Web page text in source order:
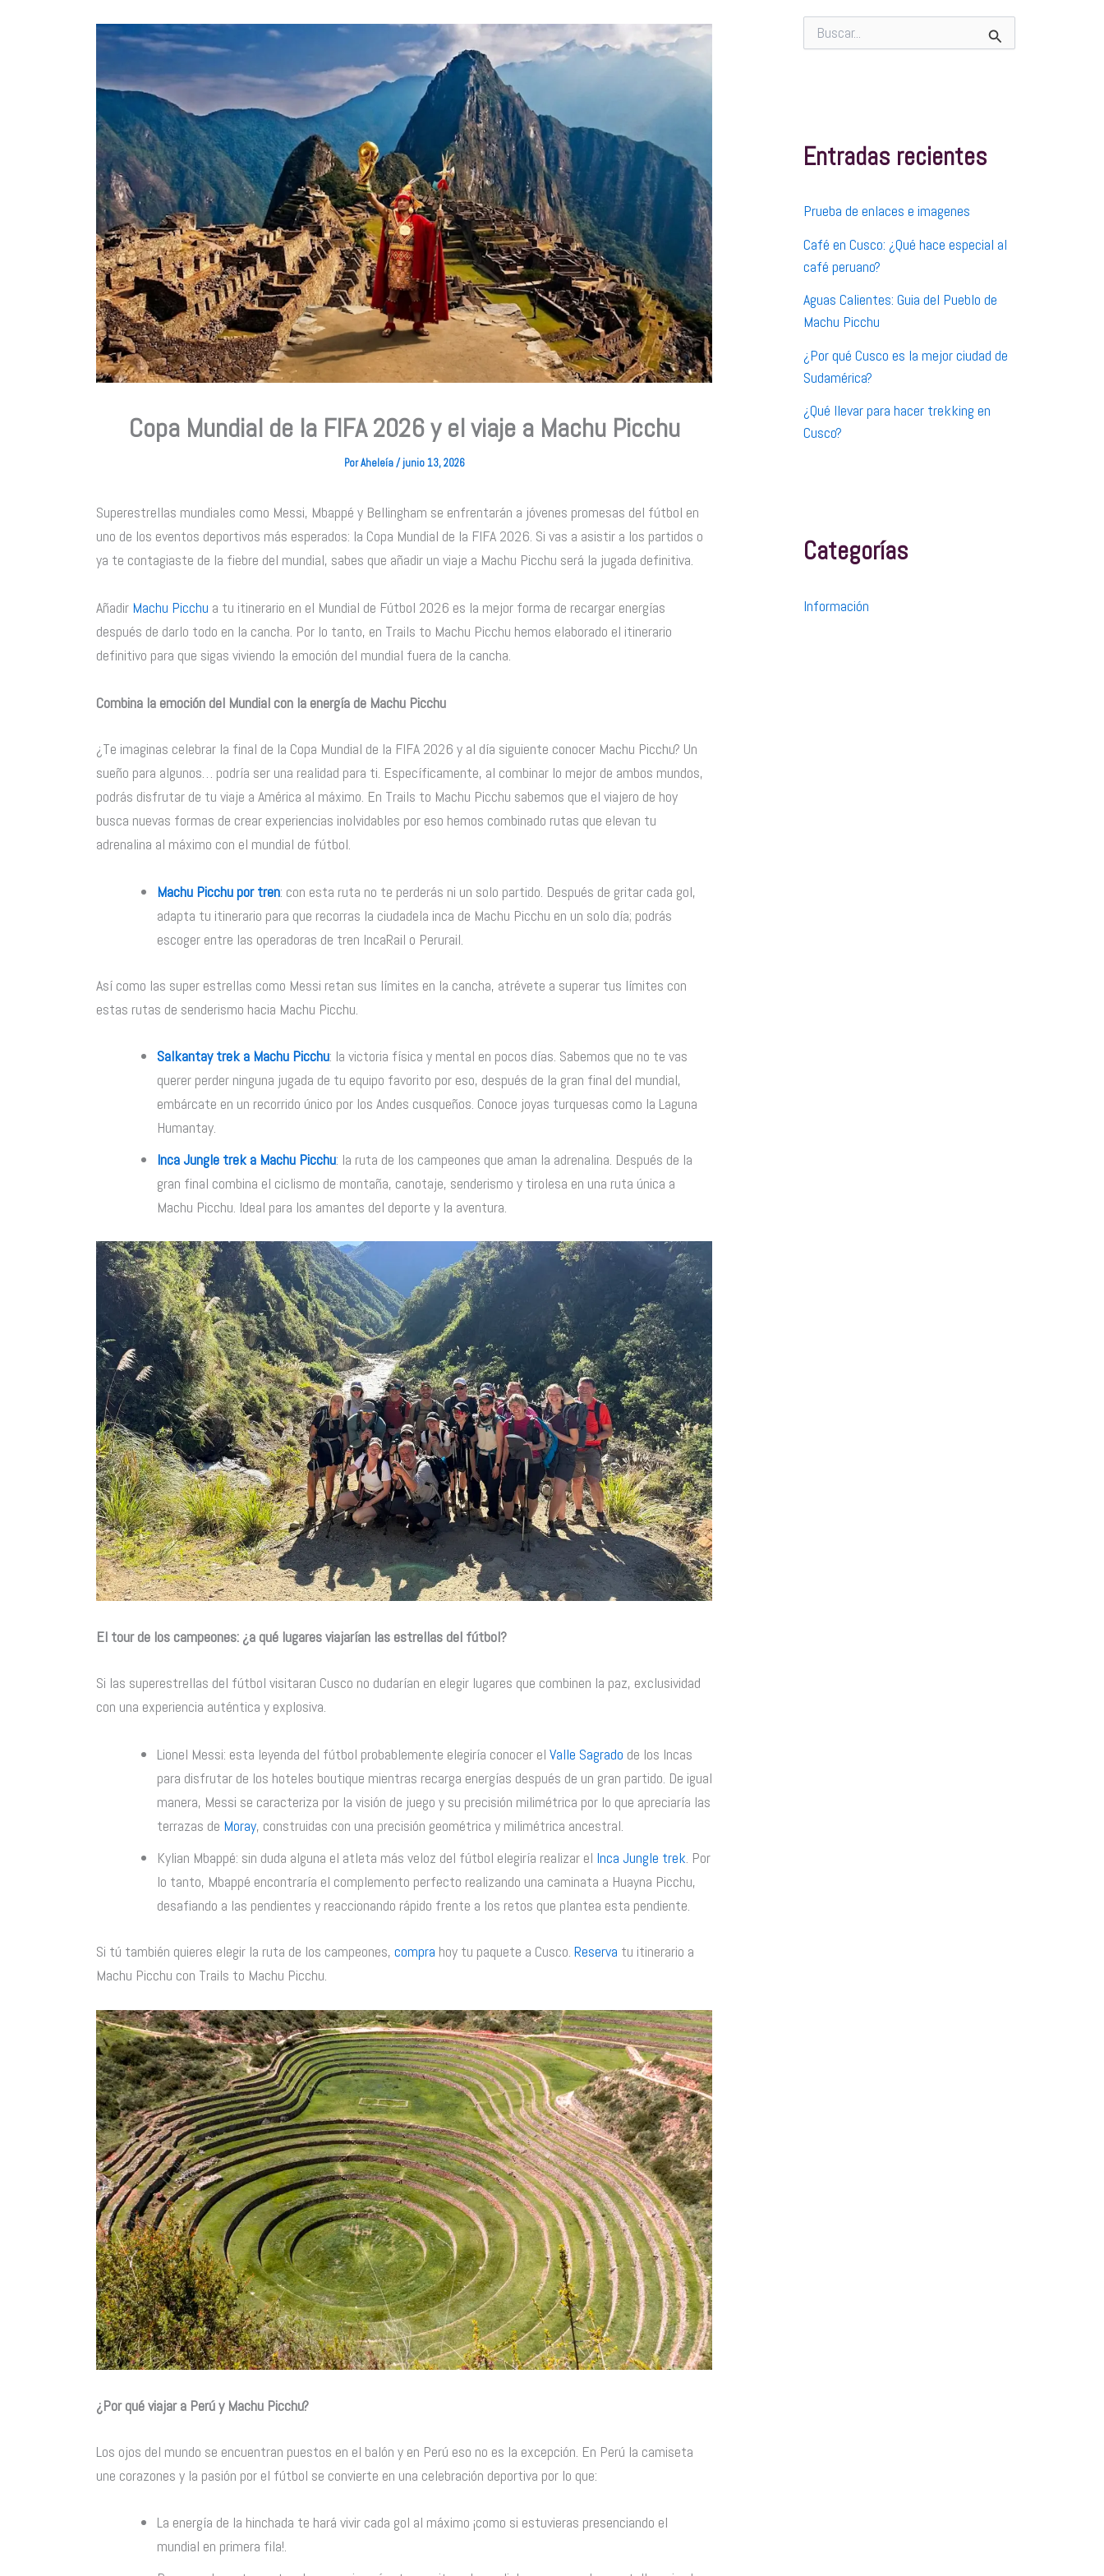
Copa Mundial de la FIFA 2026 y el viaje a Machu Picchu
PorAheleía/junio 13, 2026
Superestrellas mundiales como Messi, Mbappé y Bellingham se enfrentarán a jóvenes promesas del fútbol en
uno de los eventos deportivos más esperados: la Copa Mundial de la FIFA 2026. Si vas a asistir a los partidos o
ya te contagiaste de la fiebre del mundial, sabes que añadir un viaje a Machu Picchu será la jugada definitiva.
Añadir Machu Picchu a tu itinerario en el Mundial de Fútbol 2026 es la mejor forma de recargar energías
después de darlo todo en la cancha. Por lo tanto, en Trails to Machu Picchu hemos elaborado el itinerario
definitivo para que sigas viviendo la emoción del mundial fuera de la cancha.
Combina la emoción del Mundial con la energía de Machu Picchu
¿Te imaginas celebrar la final de la Copa Mundial de la FIFA 2026 y al día siguiente conocer Machu Picchu? Un
sueño para algunos… podría ser una realidad para ti. Específicamente, al combinar lo mejor de ambos mundos,
podrás disfrutar de tu viaje a América al máximo. En Trails to Machu Picchu sabemos que el viajero de hoy
busca nuevas formas de crear experiencias inolvidables por eso hemos combinado rutas que elevan tu
adrenalina al máximo con el mundial de fútbol.
Machu Picchu por tren: con esta ruta no te perderás ni un solo partido. Después de gritar cada gol,
adapta tu itinerario para que recorras la ciudadela inca de Machu Picchu en un solo día; podrás
escoger entre las operadoras de tren IncaRail o Perurail.
Así como las super estrellas como Messi retan sus límites en la cancha, atrévete a superar tus límites con
estas rutas de senderismo hacia Machu Picchu.
Salkantay trek a Machu Picchu: la victoria física y mental en pocos días. Sabemos que no te vas
querer perder ninguna jugada de tu equipo favorito por eso, después de la gran final del mundial,
embárcate en un recorrido único por los Andes cusqueños. Conoce joyas turquesas como la Laguna
Humantay.
Inca Jungle trek a Machu Picchu: la ruta de los campeones que aman la adrenalina. Después de la
gran final combina el ciclismo de montaña, canotaje, senderismo y tirolesa en una ruta única a
Machu Picchu. Ideal para los amantes del deporte y la aventura.
El tour de los campeones: ¿a qué lugares viajarían las estrellas del fútbol?
Si las superestrellas del fútbol visitaran Cusco no dudarían en elegir lugares que combinen la paz, exclusividad
con una experiencia auténtica y explosiva.
Lionel Messi: esta leyenda del fútbol probablemente elegiría conocer el Valle Sagrado de los Incas
para disfrutar de los hoteles boutique mientras recarga energías después de un gran partido. De igual
manera, Messi se caracteriza por la visión de juego y su precisión milimétrica por lo que apreciaría las
terrazas de Moray, construidas con una precisión geométrica y milimétrica ancestral.
Kylian Mbappé: sin duda alguna el atleta más veloz del fútbol elegiría realizar el Inca Jungle trek . Por
lo tanto, Mbappé encontraría el complemento perfecto realizando una caminata a Huayna Picchu,
desafiando a las pendientes y reaccionando rápido frente a los retos que plantea esta pendiente.
Si tú también quieres elegir la ruta de los campeones, compra hoy tu paquete a Cusco. Reserva tu itinerario a
Machu Picchu con Trails to Machu Picchu.
¿Por qué viajar a Perú y Machu Picchu?
Los ojos del mundo se encuentran puestos en el balón y en Perú eso no es la excepción. En Perú la camiseta
une corazones y la pasión por el fútbol se convierte en una celebración deportiva por lo que:
La energía de la hinchada te hará vivir cada gol al máximo ¡como si estuvieras presenciando el
mundial en primera fila!.
u
o
rEntradas recientes
Prueba de enlaces e imagenes
Café en Cusco: ¿Qué hace especial al
café peruano?
Aguas Calientes: Guia del Pueblo de
Machu Picchu
¿Por qué Cusco es la mejor ciudad de
Sudamérica?
¿Qué llevar para hacer trekking en
Cusco?
Categorías
Información